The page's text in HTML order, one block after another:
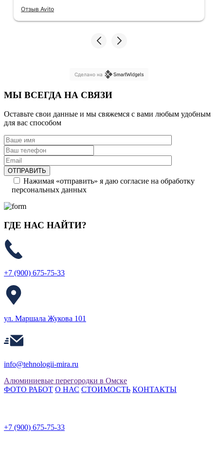
спасибо 🙏
Отзыв Avito
Сделано на
МЫ ВСЕГДА НА СВЯЗИ
Оставьте свои данные и мы свяжемся с вами любым удобным
для вас способом
Нажимая «отправить» я даю согласие на обработку
персональных данных
ГДЕ НАС НАЙТИ?
+7 (900) 675-75-33
ул. Маршала Жукова 101
info@tehnologii-mira.ru
Алюминиевые перегородки в Омске
ФОТО РАБОТ О НАС СТОИМОСТЬ КОНТАКТЫ
+7 (900) 675-75-33